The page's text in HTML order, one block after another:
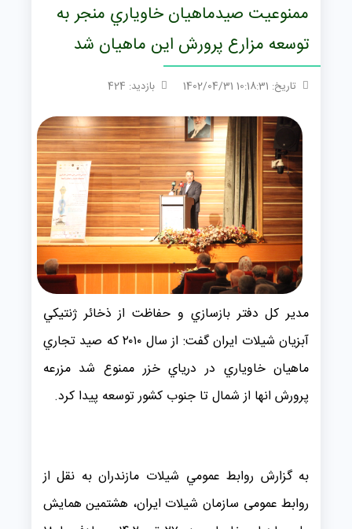
ممنوعيت صيدماهيان خاوياري منجر به
توسعه مزارع پرورش اين ماهيان شد
تاریخ: 10:18:31 1402/04/31 بازدید: 424
مدير كل دفتر بازسازي و حفاظت از ذخائر ژنتيكي
آبزيان شيلات ايران گفت: از سال ۲۰۱۰ كه صيد تجاري
ماهيان خاوياري در درياي خزر ممنوع شد مزرعه
پرورش انها از شمال تا جنوب كشور توسعه پيدا كرد.
به گزارش روابط عمومي شیلات مازندران به نقل از
روابط عمومی سازمان شيلات ايران، هشتمين همايش